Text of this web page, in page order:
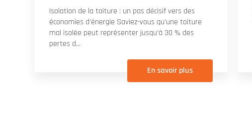
Isolation de la toiture : un pas décisif vers des
économies d’énergie Saviez-vous qu’une toiture
mal isolée peut représenter jusqu’à 30 % des
pertes d...
En savoir plus